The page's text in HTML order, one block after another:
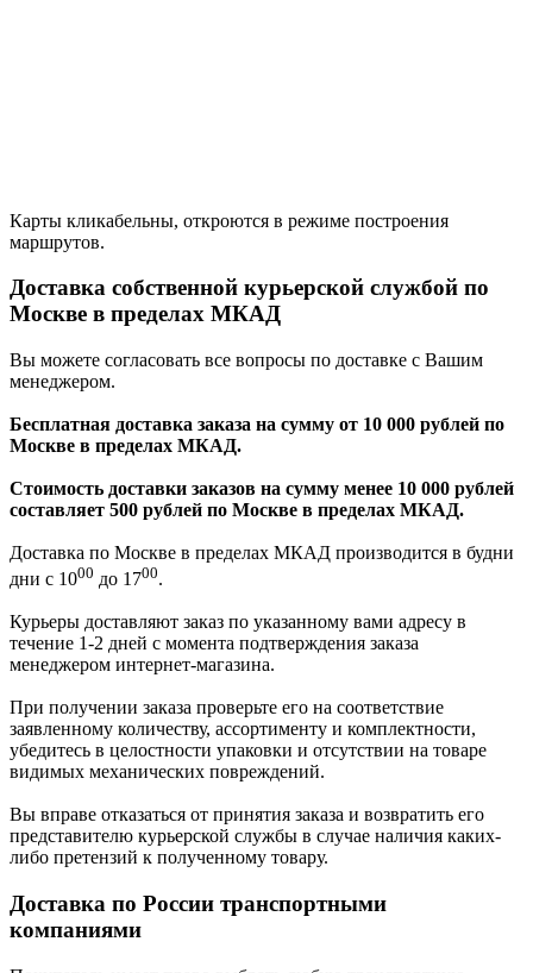
Карты кликабельны, откроются в режиме построения
маршрутов.
Доставка собственной курьерской службой по
Москве в пределах МКАД
Вы можете согласовать все вопросы по доставке с Вашим
менеджером.
Бесплатная доставка заказа на сумму от 10 000 рублей по
Москве в пределах МКАД.
Стоимость доставки заказов на сумму менее 10 000 рублей
составляет 500 рублей по Москве в пределах МКАД.
Доставка по Москве в пределах МКАД производится в будни
дни с 1000 до 1700.
Курьеры доставляют заказ по указанному вами адресу в
течение 1-2 дней с момента подтверждения заказа
менеджером интернет-магазина.
При получении заказа проверьте его на соответствие
заявленному количеству, ассортименту и комплектности,
убедитесь в целостности упаковки и отсутствии на товаре
видимых механических повреждений.
Вы вправе отказаться от принятия заказа и возвратить его
представителю курьерской службы в случае наличия каких-
либо претензий к полученному товару.
Доставка по России транспортными
компаниями